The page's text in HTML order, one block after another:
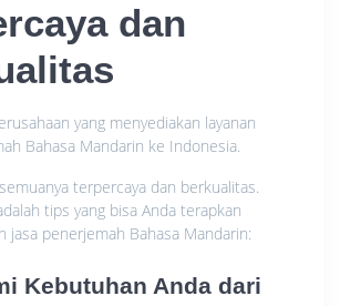
dan
yang menyediakan layanan
Bahasa Mandarin ke Indonesia.
terpercaya dan berkualitas.
tips yang bisa Anda terapkan
jasa penerjemah Bahasa Mandarin:
Kebutuhan Anda dari